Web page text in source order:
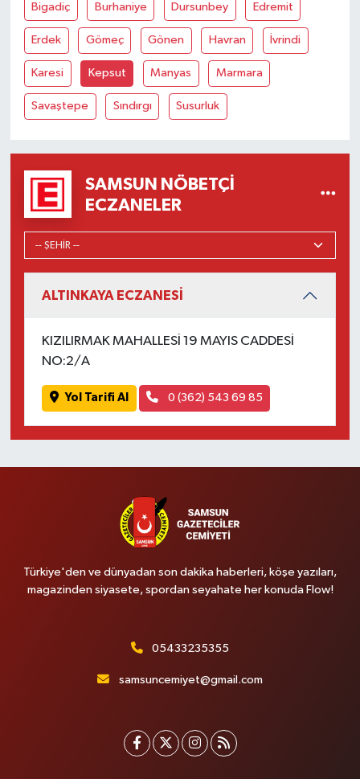
Bigadiç Burhaniye Dursunbey Edremit
Erdek Gömeç Gönen Havran İvrindi
Karesi Kepsut Manyas Marmara
Savaştepe Sındırgı Susurluk
SAMSUN NÖBETÇI
ECZANELER
ALTINKAYA ECZANESİ
KIZILIRMAK MAHALLESİ 19 MAYIS CADDESİ
NO:2/A
Yol Tarifi Al 0 (362) 543 69 85
Türkiye'den ve dünyadan son dakika haberleri, köşe yazıları,
magazinden siyasete, spordan seyahate her konuda Flow!
05433235355
samsuncemiyet@gmail.com